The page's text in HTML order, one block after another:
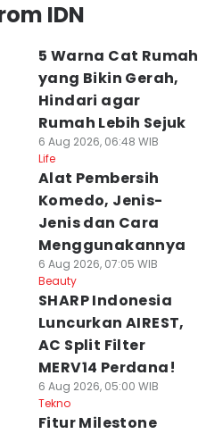
IDN
5 Warna Cat Rumah
yang Bikin Gerah,
Hindari agar
Rumah Lebih Sejuk
6 Aug 2026, 06:48 WIB
Life
Alat Pembersih
Komedo, Jenis-
Jenis dan Cara
Menggunakannya
6 Aug 2026, 07:05 WIB
Beauty
SHARP Indonesia
Luncurkan AIREST,
AC Split Filter
MERV14 Perdana!
6 Aug 2026, 05:00 WIB
Tekno
Fitur Milestone